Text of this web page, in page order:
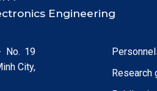
Engineering
No. 19
City,
Research